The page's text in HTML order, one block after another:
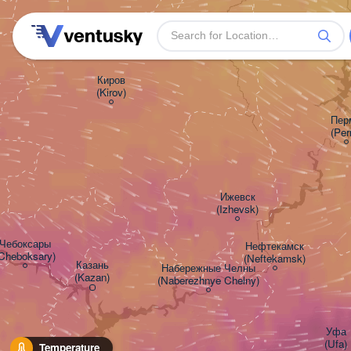
Temperature
Казань
(Kazan)
Ижевск
(Izhevsk)
Киров
(Kirov)
Нефтекамск
(Neftekamsk)
Чебоксары
Уфа
(Ufa)
Набережные Челны
(Naberezhnye Chelny)